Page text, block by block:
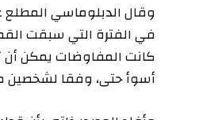
وقال الدبلوماسي المطلع
في الفترة التي سبقت
أسوأ حتى، وفقا لشخصين